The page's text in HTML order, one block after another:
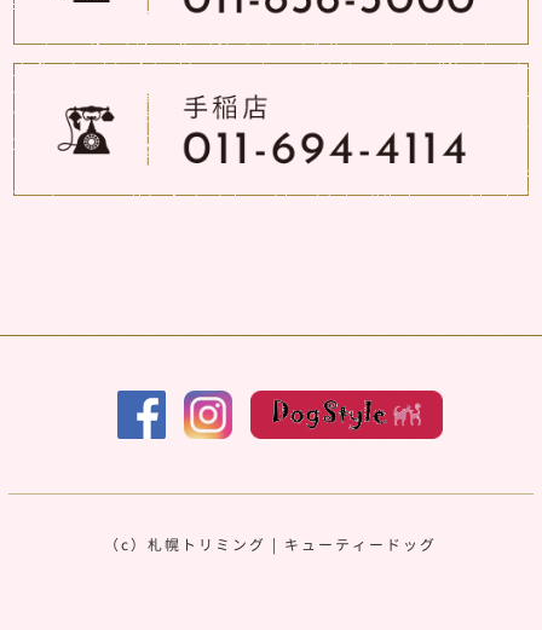
（c）札幌トリミング | キューティードッグ